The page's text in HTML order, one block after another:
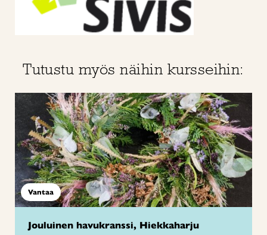
Tutustu myös näihin kursseihin:
Vantaa
Jouluinen havukranssi, Hiekkaharju